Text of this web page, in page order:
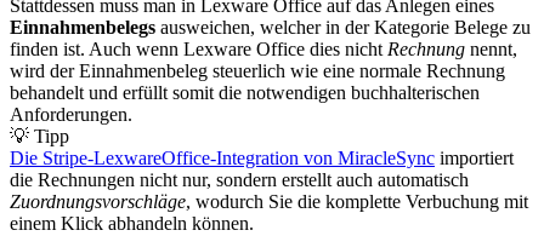
Stattdessen muss man in Lexware Office auf das Anlegen eines
Einnahmenbelegs ausweichen, welcher in der Kategorie Belege zu
finden ist. Auch wenn Lexware Office dies nicht Rechnung nennt,
wird der Einnahmenbeleg steuerlich wie eine normale Rechnung
behandelt und erfüllt somit die notwendigen buchhalterischen
Anforderungen.
💡 Tipp
Die Stripe-LexwareOffice-Integration von MiracleSync importiert
die Rechnungen nicht nur, sondern erstellt auch automatisch
Zuordnungsvorschläge, wodurch Sie die komplette Verbuchung mit
einem Klick abhandeln können.